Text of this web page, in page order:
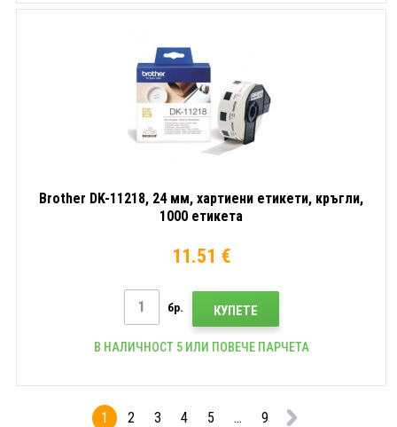
Brother DK-11218, 24 мм, хартиени етикети, кръгли,
1000 етикета
11.51 €
бр. КУПЕТЕ
В НАЛИЧНОСТ 5 ИЛИ ПОВЕЧЕ ПАРЧЕТА
1 2 3 4 5 ... 9